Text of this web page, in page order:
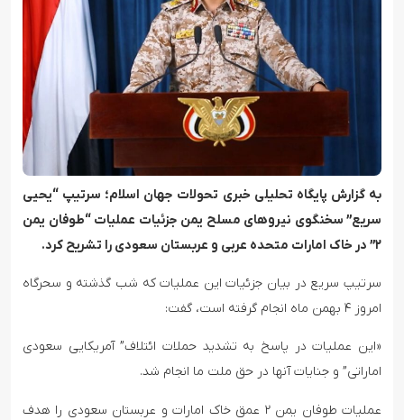
به گزارش پایگاه تحلیلی خبری تحولات جهان اسلام؛ سرتیپ “یحیی
سریع” سخنگوی نیروهای مسلح یمن جزئیات عملیات “طوفان یمن
۲” در خاک امارات متحده عربی و عربستان سعودی را تشریح کرد.
سرتیپ سریع در بیان جزئیات این عملیات که شب گذشته و سحرگاه
امروز ۴ بهمن ماه انجام گرفته است، گفت:
«این عملیات در پاسخ به تشدید حملات ائتلاف” آمریکایی سعودی
اماراتی” و جنایات آنها در حق ملت ما انجام شد.
عملیات طوفان یمن ۲ عمق خاک امارات و عربستان سعودی را هدف